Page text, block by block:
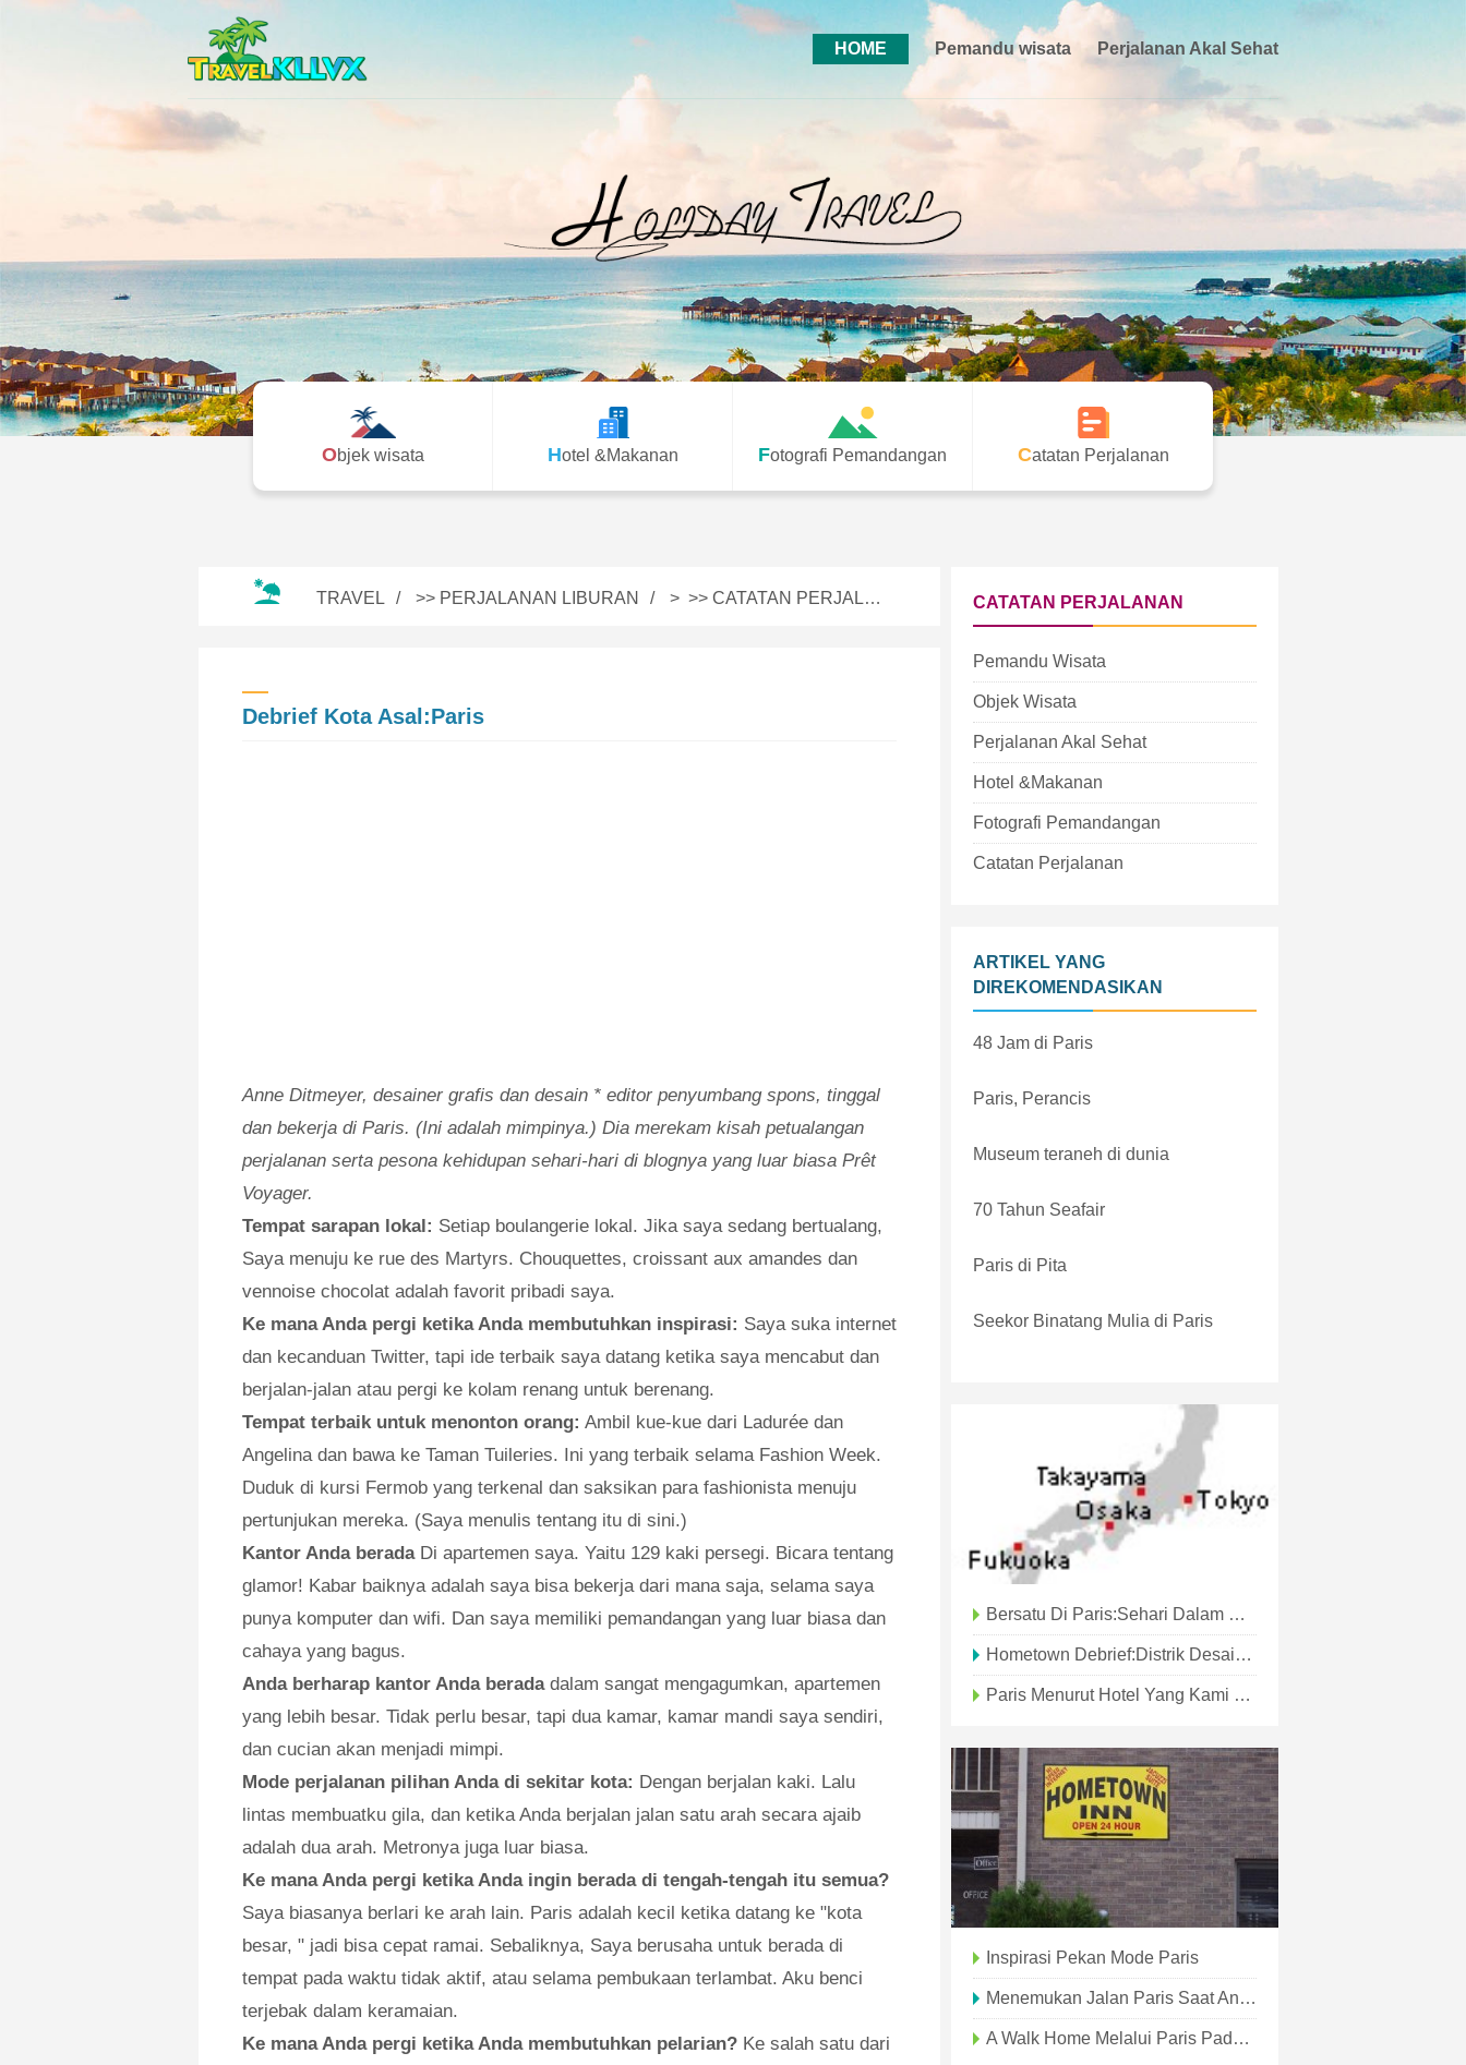
HOME Pemandu wisata Perjalanan Akal Sehat
Objek wisata Hotel &Makanan Fotografi Pemandangan Catatan Perjalanan
TRAVEL >> PERJALANAN LIBURAN > >> CATATAN PERJALANAN
Debrief Kota Asal:Paris
Anne Ditmeyer, desainer grafis dan desain * editor penyumbang spons, tinggal
dan bekerja di Paris. (Ini adalah mimpinya.) Dia merekam kisah petualangan
perjalanan serta pesona kehidupan sehari-hari di blognya yang luar biasa Prêt
Voyager.
Tempat sarapan lokal: Setiap boulangerie lokal. Jika saya sedang bertualang,
Saya menuju ke rue des Martyrs. Chouquettes, croissant aux amandes dan
vennoise chocolat adalah favorit pribadi saya.
Ke mana Anda pergi ketika Anda membutuhkan inspirasi: Saya suka internet
dan kecanduan Twitter, tapi ide terbaik saya datang ketika saya mencabut dan
berjalan-jalan atau pergi ke kolam renang untuk berenang.
Tempat terbaik untuk menonton orang: Ambil kue-kue dari Ladurée dan
Angelina dan bawa ke Taman Tuileries. Ini yang terbaik selama Fashion Week.
Duduk di kursi Fermob yang terkenal dan saksikan para fashionista menuju
pertunjukan mereka. (Saya menulis tentang itu di sini.)
Kantor Anda berada Di apartemen saya. Yaitu 129 kaki persegi. Bicara tentang
glamor! Kabar baiknya adalah saya bisa bekerja dari mana saja, selama saya
punya komputer dan wifi. Dan saya memiliki pemandangan yang luar biasa dan
cahaya yang bagus.
Anda berharap kantor Anda berada dalam sangat mengagumkan, apartemen
yang lebih besar. Tidak perlu besar, tapi dua kamar, kamar mandi saya sendiri,
dan cucian akan menjadi mimpi.
Mode perjalanan pilihan Anda di sekitar kota: Dengan berjalan kaki. Lalu
lintas membuatku gila, dan ketika Anda berjalan jalan satu arah secara ajaib
adalah dua arah. Metronya juga luar biasa.
Ke mana Anda pergi ketika Anda ingin berada di tengah-tengah itu semua?
Saya biasanya berlari ke arah lain. Paris adalah kecil ketika datang ke "kota
besar, " jadi bisa cepat ramai. Sebaliknya, Saya berusaha untuk berada di
tempat pada waktu tidak aktif, atau selama pembukaan terlambat. Aku benci
terjebak dalam keramaian.
Ke mana Anda pergi ketika Anda membutuhkan pelarian? Ke salah satu dari
CATATAN PERJALANAN
Pemandu Wisata
Objek Wisata
Perjalanan Akal Sehat
Hotel &Makanan
Fotografi Pemandangan
Catatan Perjalanan
ARTIKEL YANG
DIREKOMENDASIKAN
48 Jam di Paris
Paris, Perancis
Museum teraneh di dunia
70 Tahun Seafair
Paris di Pita
Seekor Binatang Mulia di Paris
Bersatu Di Paris:Sehari Dalam Kehidupan Covid-19
Hometown Debrief:Distrik Desain Miamis
Paris Menurut Hotel Yang Kami Cintai
Inspirasi Pekan Mode Paris
Menemukan Jalan Paris Saat Anda Tersesat Di Cheeseland
A Walk Home Melalui Paris Pada Tahun 1927